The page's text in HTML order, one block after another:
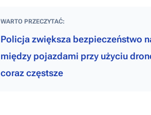
WARTO PRZECZYTAĆ:
Policja zwiększa bezpieczeństwo
między pojazdami przy użyciu
coraz częstsze